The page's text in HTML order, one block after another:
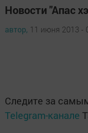
Новости "Апас
автор, 11 июня 2013 -
Следите за
Telegram-канале